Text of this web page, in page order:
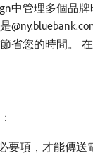
中管理多個品
省您的時間。 在
要項，才能傳送